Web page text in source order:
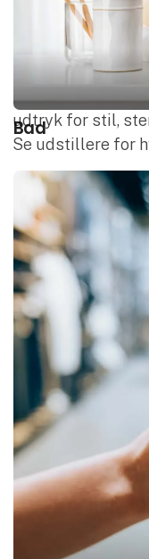
Messen er
udtryk for stil,
Se udstillere for
Bad